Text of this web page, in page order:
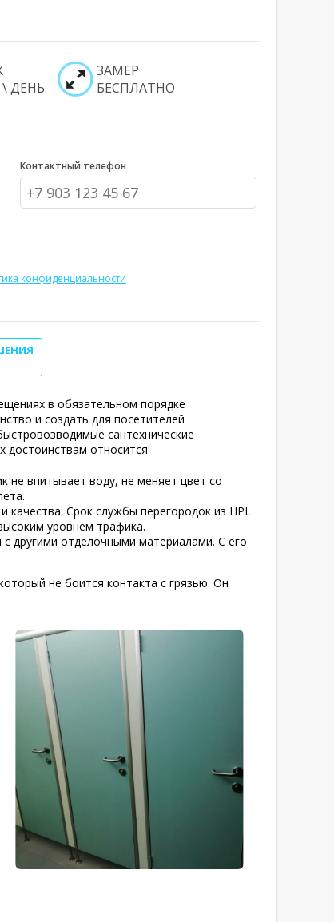
ДЕНЬ
ЗАМЕР
БЕСПЛАТНО
Контактный телефон
конфиденциальности
в обязательном порядке
и создать для посетителей
сантехнические
достоинствам относится:
не впитывает воду, не меняет цвет со
Срок службы перегородок из HPL
уровнем трафика.
другими отделочными материалами. С его
не боится контакта с грязью. Он